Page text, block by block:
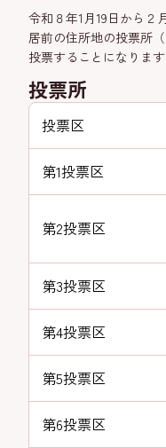
令和８年1月19日から２
居前の住所地の投票所
投票することになります
投票所
投票区
第1投票区
第2投票区
第3投票区
第4投票区
第5投票区
第6投票区